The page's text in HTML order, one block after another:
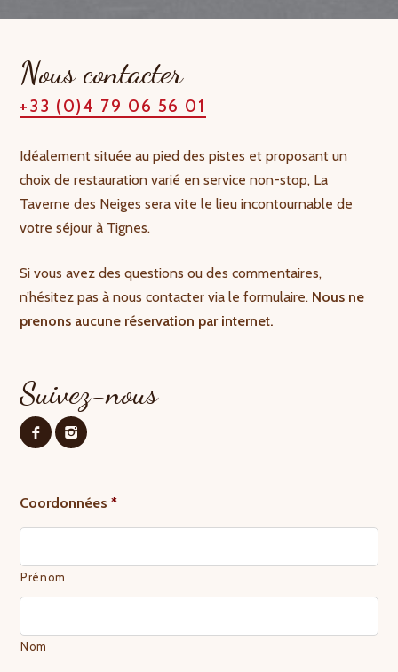
Nous contacter
+33 (0)4 79 06 56 01
Idéalement située au pied des pistes et proposant un
choix de restauration varié en service non-stop, La
Taverne des Neiges sera vite le lieu incontournable de
votre séjour à Tignes.
Si vous avez des questions ou des commentaires,
n’hésitez pas à nous contacter via le formulaire. Nous ne
prenons aucune réservation par internet.
Suivez-nous
Coordonnées *
Prénom
Nom